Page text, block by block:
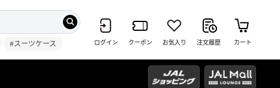
#スーツケース ログイン クーポン お気入り 注文履歴 カート